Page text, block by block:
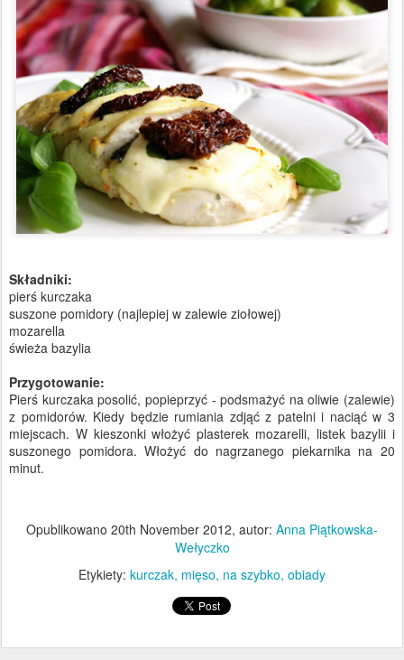
Składniki:
pierś kurczaka
suszone pomidory (najlepiej w zalewie ziołowej)
mozarella
świeża bazylia
Przygotowanie:
Pierś kurczaka posolić, popieprzyć - podsmażyć na oliwie (zalewie)
z pomidorów. Kiedy będzie rumiania zdjąć z patelni i naciąć w 3
miejscach. W kieszonki włożyć plasterek mozarelli, listek bazylii i
suszonego pomidora. Włożyć do nagrzanego piekarnika na 20
minut.
Opublikowano 20th November 2012, autor: Anna Piątkowska-
Wełyczko
Etykiety: kurczak mięso na szybko obiady